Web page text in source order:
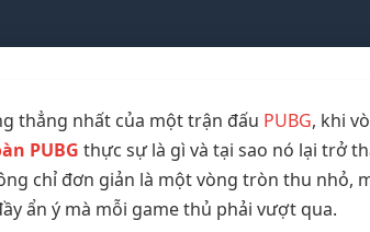
thẳng nhất của một trận đấu PUBG, khi
PUBG thực sự là gì và tại sao nó lại trở
chỉ đơn giản là một vòng tròn thu nhỏ,
ẩn ý mà mỗi game thủ phải vượt qua.